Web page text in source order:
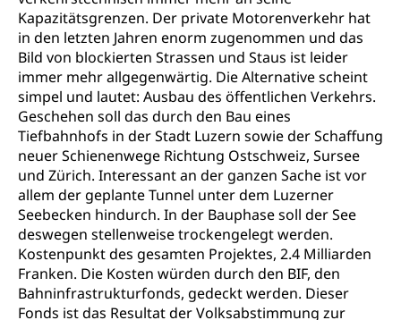
Kapazitätsgrenzen. Der private Motorenverkehr hat
in den letzten Jahren enorm zugenommen und das
Bild von blockierten Strassen und Staus ist leider
immer mehr allgegenwärtig. Die Alternative scheint
simpel und lautet: Ausbau des öffentlichen Verkehrs.
Geschehen soll das durch den Bau eines
Tiefbahnhofs in der Stadt Luzern sowie der Schaffung
neuer Schienenwege Richtung Ostschweiz, Sursee
und Zürich. Interessant an der ganzen Sache ist vor
allem der geplante Tunnel unter dem Luzerner
Seebecken hindurch. In der Bauphase soll der See
deswegen stellenweise trockengelegt werden.
Kostenpunkt des gesamten Projektes, 2.4 Milliarden
Franken. Die Kosten würden durch den BIF, den
Bahninfrastrukturfonds, gedeckt werden. Dieser
Fonds ist das Resultat der Volksabstimmung zur